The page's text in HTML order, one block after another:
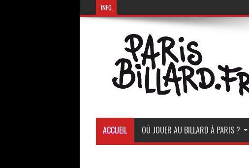
INFO
ACCUEIL OÙ JOUER AU BILLARD À PARIS ?